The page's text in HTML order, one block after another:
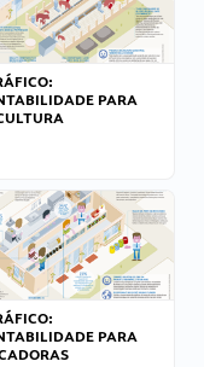
PARA
PARA